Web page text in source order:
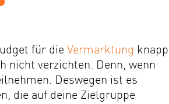
für die Vermarktung knapp
nicht verzichten. Denn, wenn
Deswegen ist es
die auf deine Zielgruppe